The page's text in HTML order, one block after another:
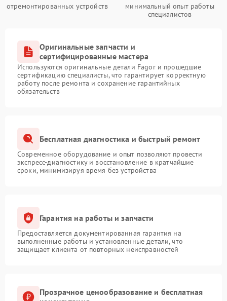
отремонтированных устройств
минимальный опыт работы
специалистов
Оригинальные запчасти и
сертифицированные мастера
Используются оригинальные детали Fagor и прошедшие
сертификацию специалисты, что гарантирует корректную
работу после ремонта и сохранение гарантийных
обязательств
Бесплатная диагностика и быстрый ремонт
Современное оборудование и опыт позволяют провести
экспресс-диагностику и восстановление в кратчайшие
сроки, минимизируя время без устройства
Гарантия на работы и запчасти
Предоставляется документированная гарантия на
выполненные работы и установленные детали, что
защищает клиента от повторных неисправностей
Прозрачное ценообразование и бесплатная